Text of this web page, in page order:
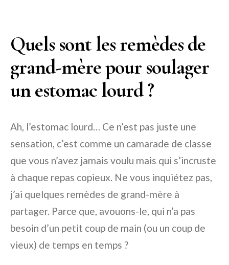
Quels sont les remèdes de
grand-mère pour soulager
un estomac lourd ?
Ah, l’estomac lourd… Ce n’est pas juste une
sensation, c’est comme un camarade de classe
que vous n’avez jamais voulu mais qui s’incruste
à chaque repas copieux. Ne vous inquiétez pas,
j’ai quelques remèdes de grand-mère à
partager. Parce que, avouons-le, qui n’a pas
besoin d’un petit coup de main (ou un coup de
vieux) de temps en temps ?